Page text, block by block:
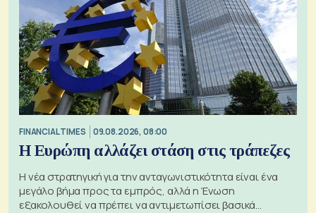
FINANCIAL TIMES 09.08.2026, 08:00
Η Ευρώπη αλλάζει στάση στις τράπεζες
Η νέα στρατηγική για την ανταγωνιστικότητα είναι ένα
μεγάλο βήμα προς τα εμπρός, αλλά η Ένωση
εξακολουθεί να πρέπει να αντιμετωπίσει βασικά